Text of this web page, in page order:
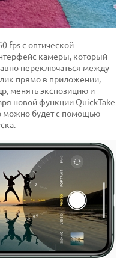
fps с оптической
камеры, который
переключаться между
прямо в приложении,
менять экспозицию и
новой функции QuickTake
можно будет с помощью